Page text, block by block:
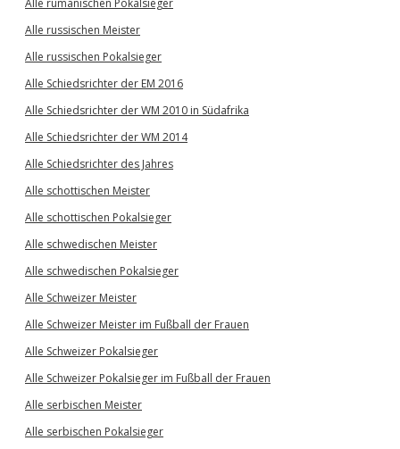
Alle rumänischen Pokalsieger
Alle russischen Meister
Alle russischen Pokalsieger
Alle Schiedsrichter der EM 2016
Alle Schiedsrichter der WM 2010 in Südafrika
Alle Schiedsrichter der WM 2014
Alle Schiedsrichter des Jahres
Alle schottischen Meister
Alle schottischen Pokalsieger
Alle schwedischen Meister
Alle schwedischen Pokalsieger
Alle Schweizer Meister
Alle Schweizer Meister im Fußball der Frauen
Alle Schweizer Pokalsieger
Alle Schweizer Pokalsieger im Fußball der Frauen
Alle serbischen Meister
Alle serbischen Pokalsieger